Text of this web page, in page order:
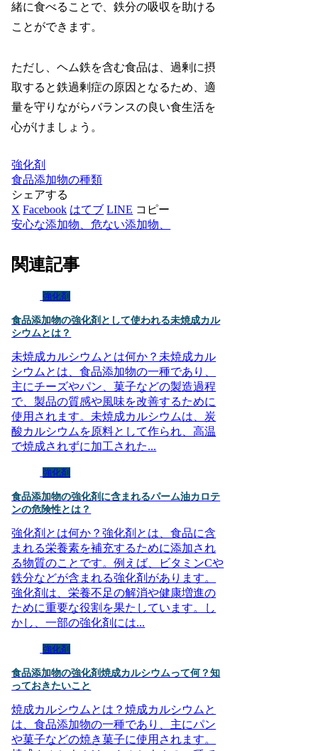
緒に食べることで、鉄分の吸収を助ける
ことができます。
ただし、ヘム鉄を含む食品は、過剰に摂
取すると鉄過剰症の原因となるため、適
量を守りながらバランスの良い食生活を
心がけましょう。
強化剤
食品添加物の種類
シェアする
X Facebook はてブ LINE コピー
安心な添加物、危ない添加物、
関連記事
強化剤
食品添加物の強化剤として使われる未焼成カル
シウムとは？
未焼成カルシウムとは何か？未焼成カル
シウムとは、食品添加物の一種であり、
主にチーズやパン、菓子などの製造過程
で、製品の質感や風味を改善するために
使用されます。未焼成カルシウムは、炭
酸カルシウムを原料として作られ、高温
で焼成されずに加工された...
強化剤
食品添加物の強化剤に含まれるパーム油カロテ
ンの危険性とは？
強化剤とは何か？強化剤とは、食品に含
まれる栄養素を補充するために添加され
る物質のことです。例えば、ビタミンCや
鉄分などが含まれる強化剤があります。
強化剤は、栄養不足の解消や健康増進の
ために重要な役割を果たしています。し
かし、一部の強化剤には...
強化剤
食品添加物の強化剤焼成カルシウムって何？知
っておきたいこと
焼成カルシウムとは？焼成カルシウムと
は、食品添加物の一種であり、主にパン
や菓子などの焼き菓子に使用されます。